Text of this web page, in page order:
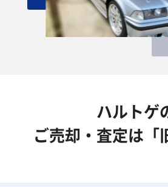
ハルトゲ
ご売却・査定は「